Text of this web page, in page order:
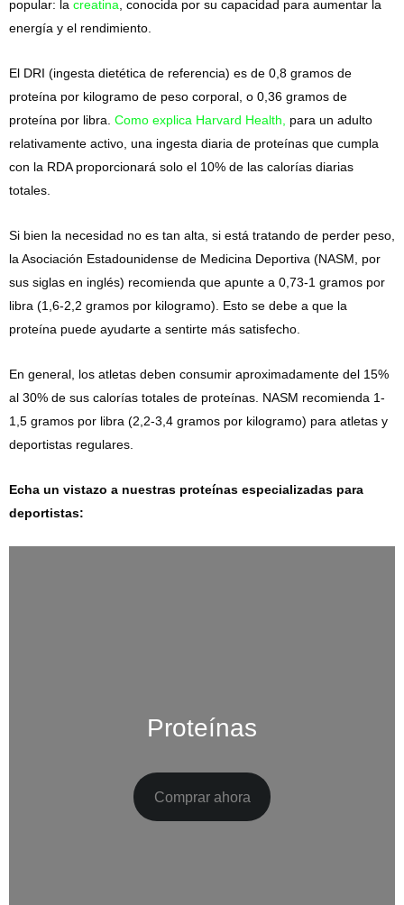
popular: la creatina , conocida por su capacidad para aumentar la
energía y el rendimiento.
El DRI (ingesta dietética de referencia) es de 0,8 gramos de
proteína por kilogramo de peso corporal, o 0,36 gramos de
proteína por libra. Como explica Harvard Health,
para un adulto
relativamente activo, una ingesta diaria de proteínas que cumpla
con la RDA proporcionará solo el 10% de las calorías diarias
totales.
Si bien la necesidad no es tan alta, si está tratando de perder peso,
la Asociación Estadounidense de Medicina Deportiva (NASM, por
sus siglas en inglés) recomienda que apunte a 0,73-1 gramos por
libra (1,6-2,2 gramos por kilogramo). Esto se debe a que la
proteína puede ayudarte a sentirte más satisfecho.
En general, los atletas deben consumir aproximadamente del 15%
al ​​30% de sus calorías totales de proteínas. NASM recomienda 1-
1,5 gramos por libra (2,2-3,4 gramos por kilogramo) para atletas y
deportistas regulares.
Echa un vistazo a nuestras proteínas especializadas para
deportistas:
Proteínas
Comprar ahora